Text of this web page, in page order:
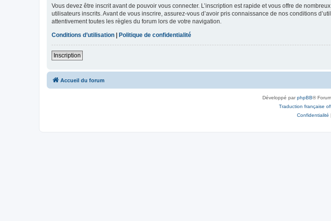
Vous devez être inscrit avant de pouvoir vous connecter. L’inscription est rapide et vous offre de
utilisateurs inscrits. Avant de vous inscrire, assurez-vous d’avoir pris connaissance de nos conditions
attentivement toutes les règles du forum lors de votre navigation.
Conditions d’utilisation | Politique de confidentialité
Inscription
Accueil du forum
Développé parphpBB®
Traduction française
Confidentialité